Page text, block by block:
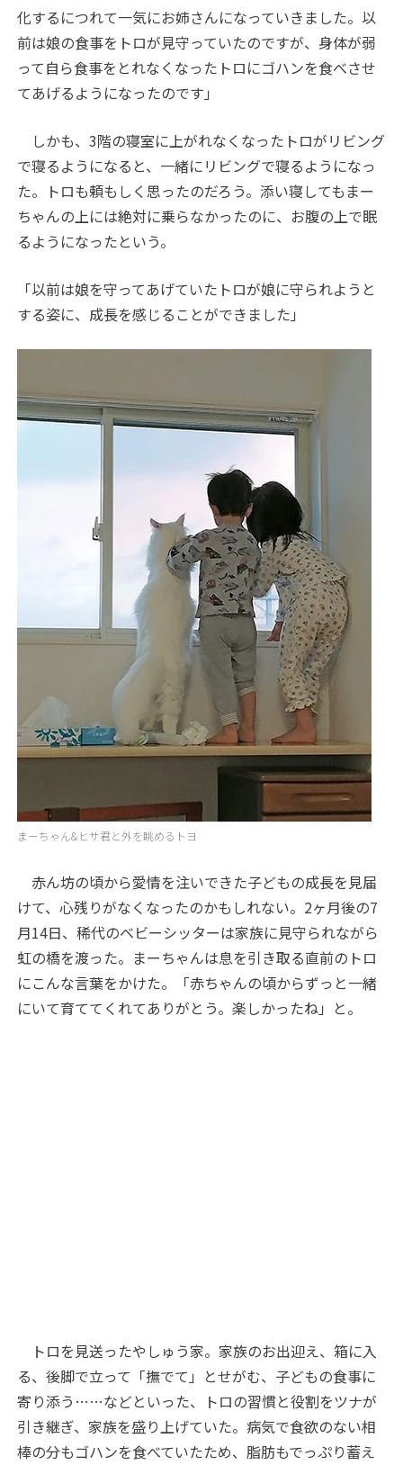
化するにつれて一気にお姉さんになっていきました。以
前は娘の食事をトロが見守っていたのですが、身体が弱
って自ら食事をとれなくなったトロにゴハンを食べさせ
てあげるようになったのです」
しかも、3階の寝室に上がれなくなったトロがリビング
で寝るようになると、一緒にリビングで寝るようになっ
た。トロも頼もしく思ったのだろう。添い寝してもまー
ちゃんの上には絶対に乗らなかったのに、お腹の上で眠
るようになったという。
「以前は娘を守ってあげていたトロが娘に守られようと
する姿に、成長を感じることができました」
まーちゃん&ヒサ君と外を眺めるトヨ
赤ん坊の頃から愛情を注いできた子どもの成長を見届
けて、心残りがなくなったのかもしれない。2ヶ月後の7
月14日、稀代のベビーシッターは家族に見守られながら
虹の橋を渡った。まーちゃんは息を引き取る直前のトロ
にこんな言葉をかけた。「赤ちゃんの頃からずっと一緒
にいて育ててくれてありがとう。楽しかったね」と。
トロを見送ったやしゅう家。家族のお出迎え、箱に入
る、後脚で立って「撫でて」とせがむ、子どもの食事に
寄り添う……などといった、トロの習慣と役割をツナが
引き継ぎ、家族を盛り上げていた。病気で食欲のない相
棒の分もゴハンを食べていたため、脂肪もでっぷり蓄え